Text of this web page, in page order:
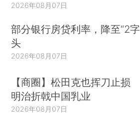
2026年08月07日
部分银行房贷利率，降至“2字
头
2026年08月07日
【商圈】松田克也挥刀止损
明治折戟中国乳业
2026年08月07日